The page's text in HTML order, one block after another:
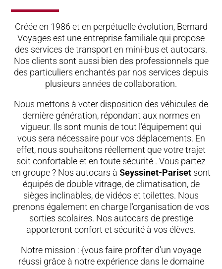
Créée en 1986 et en perpétuelle évolution, Bernard
Voyages est une entreprise familiale qui propose
des services de transport en mini-bus et autocars.
Nos clients sont aussi bien des professionnels que
des particuliers enchantés par nos services depuis
plusieurs années de collaboration.
Nous mettons à voter disposition des véhicules de
dernière génération, répondant aux normes en
vigueur. Ils sont munis de tout l’équipement qui
vous sera nécessaire pour vos déplacements. En
effet, nous souhaitons réellement que votre trajet
soit confortable et en toute sécurité . Vous partez
en groupe ? Nos autocars à Seyssinet-Pariset sont
équipés de double vitrage, de climatisation, de
sièges inclinables, de vidéos et toilettes. Nous
prenons également en charge l’organisation de vos
sorties scolaires. Nos autocars de prestige
apporteront confort et sécurité à vos élèves.
Notre mission : {vous faire profiter d’un voyage
réussi grâce à notre expérience dans le domaine